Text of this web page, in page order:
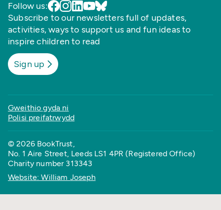
Follow us:
Subscribe to our newsletters full of updates,
activities, ways to support us and fun ideas to
inspire children to read
Sign up
Gweithio gyda ni
Polisi preifatrwydd
© 2026 BookTrust,
No. 1 Aire Street, Leeds LS1 4PR (Registered Office)
Charity number 313343
Website: William Joseph